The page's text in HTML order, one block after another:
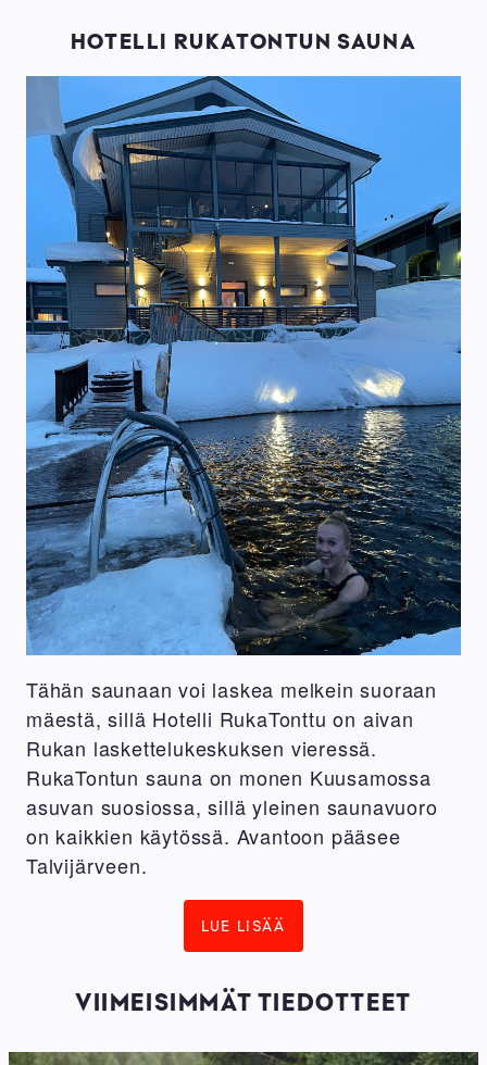
HOTELLI RUKATONTUN SAUNA
Tähän saunaan voi laskea melkein suoraan
mäestä, sillä Hotelli RukaTonttu on aivan
Rukan laskettelukeskuksen vieressä.
RukaTontun sauna on monen Kuusamossa
asuvan suosiossa, sillä yleinen saunavuoro
on kaikkien käytössä. Avantoon pääsee
Talvijärveen.
LUE LISÄÄ
VIIMEISIMMÄT TIEDOTTEET